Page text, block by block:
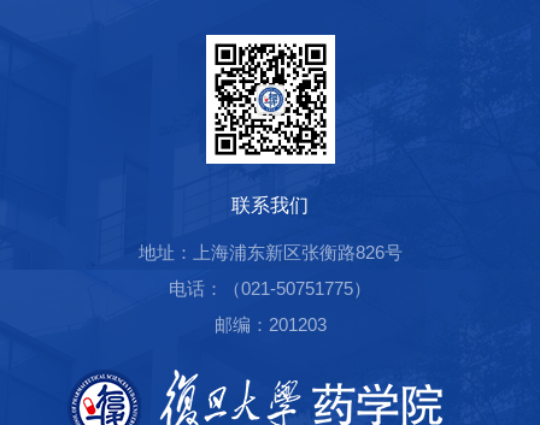
联系我们
地址：上海浦东新区张衡路826号
电话：（021-50751775）
邮编：201203